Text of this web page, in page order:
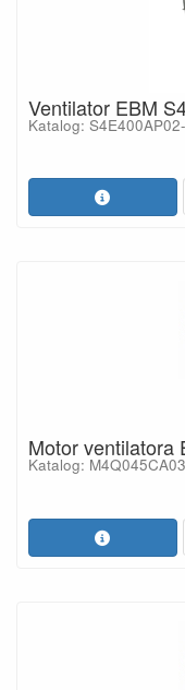
Ventilator EBM
Katalog:
Motor ventilatora
Katalog: